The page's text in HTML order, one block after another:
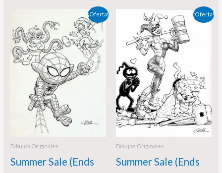
¡Oferta!
Dibujos Originales
Summer Sale (Ends
precio
original
era:
110,00 €.
precio
actual
es:
95,00 €.
¡Oferta!
Dibujos Originales
Summer Sale (Ends
El
precio
original
era:
120,00 €.
precio
actual
es:
95,00 €.